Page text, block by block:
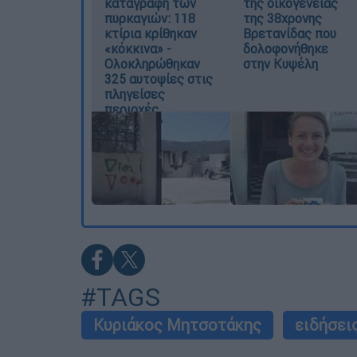
πυρκαγιών: 118
κτίρια κρίθηκαν
«κόκκινα» -
Ολοκληρώθηκαν
325 αυτοψίες στις
πληγείσες
περιοχές
της 38χρονης
Βρετανίδας που
δολοφονήθηκε
στην Κυψέλη
#TAGS
Κυριάκος Μητσοτάκης